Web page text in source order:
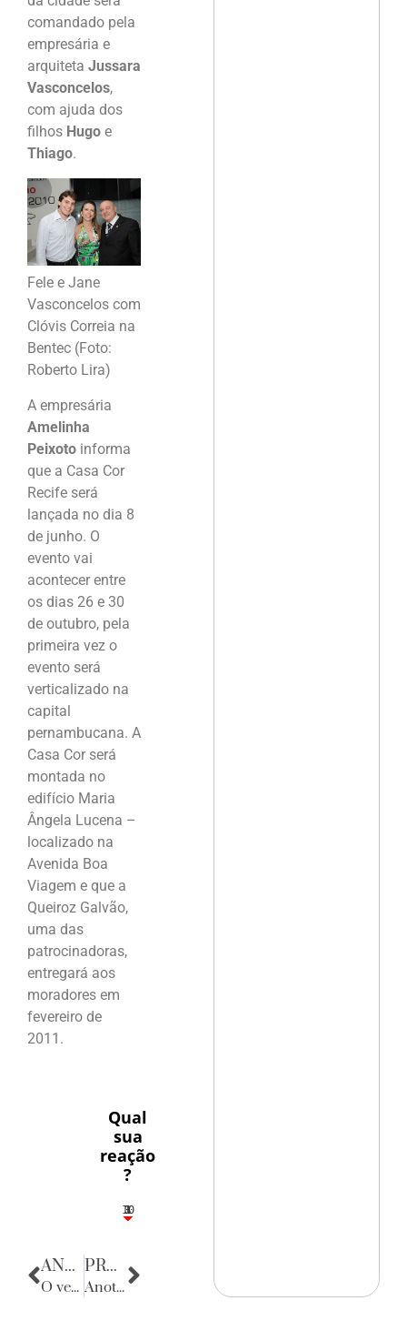
comandado pela
empresária e
arquiteta Jussara
Vasconcelos,
com ajuda dos
filhos Hugo e
Thiago.
Fele e Jane
Vasconcelos com
Clóvis Correia na
Bentec (Foto:
Roberto Lira)
A empresária
Amelinha
Peixoto informa
que a Casa Cor
Recife será
lançada no dia 8
de junho. O
evento vai
acontecer entre
os dias 26 e 30
de outubro, pela
primeira vez o
evento será
verticalizado na
capital
pernambucana. A
Casa Cor será
montada no
edifício Maria
Ângela Lucena –
localizado na
Avenida Boa
Viagem e que a
Queiroz Galvão,
uma das
patrocinadoras,
entregará aos
moradores em
fevereiro de
2011.
Qual
sua
reação
?
3
1
1
3
10
ANTERIOR
O vernissage de Thina
PRÓXIMA
Anotações do Cotidiano